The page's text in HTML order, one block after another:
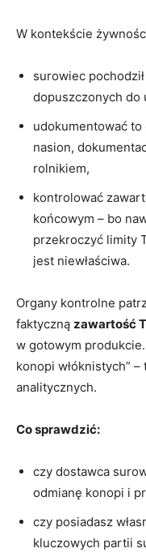
W kontekście
surowiec
dopuszczonych do
udokumentować
nasion,
rolnikiem,
kontrolować
końcowym – bo
przekroczyć limity
jest niewłaściwa.
Organy kontrolne
faktyczną zawartość
w gotowym
konopi włóknistych”
analitycznych.
Co sprawdzić:
czy dostawca
odmianę konopi i
czy posiadasz
kluczowych partii